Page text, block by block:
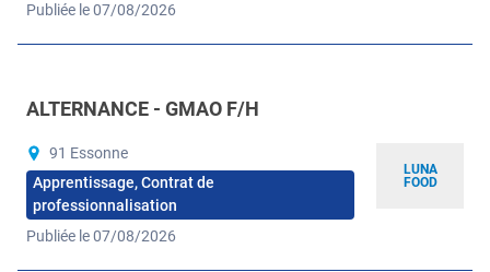
Publiée le 07/08/2026
LUNA
FOOD
ALTERNANCE - GMAO F/H
91 Essonne
Apprentissage, Contrat de
professionnalisation
Publiée le 07/08/2026